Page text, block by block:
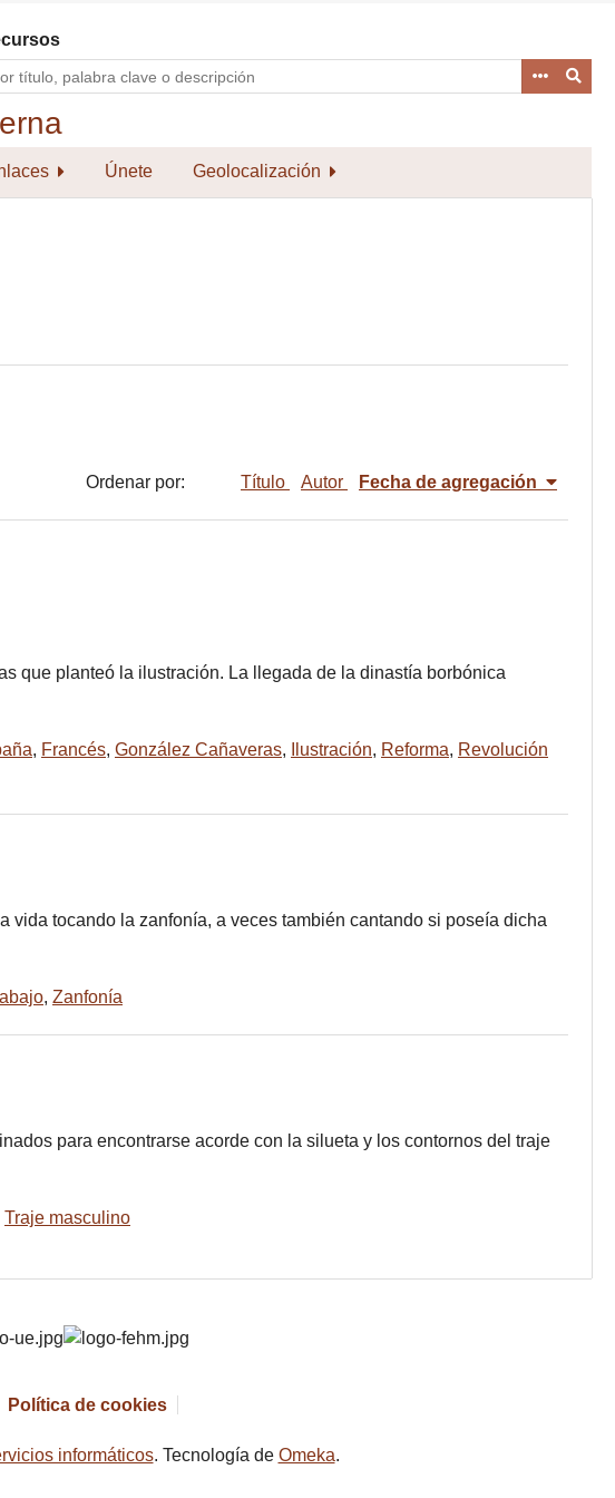
Únete Geolocalización
Ordenar por: Título Autor Fecha de agregación
que planteó la ilustración. La llegada de la dinastía borbónica
, Francés, González Cañaveras, Ilustración, Reforma, Revolución
vida tocando la zanfonía, a veces también cantando si poseía dicha
, Zanfonía
para encontrarse acorde con la silueta y los contornos del traje
Traje masculino
Política de cookies
informáticos. Tecnología de Omeka.